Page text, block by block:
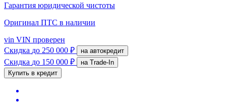
Гарантия юридической чистоты
Оригинал ПТС в наличии
vin VIN проверен
Скидка до 250 000 ₽ на автокредит
Скидка до 150 000 ₽
на Trade-In
Купить в кредит